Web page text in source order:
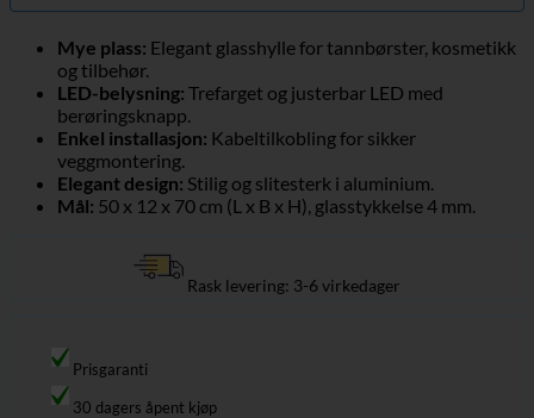
Mye plass: Elegant glasshylle for tannbørster, kosmetikk
og tilbehør.
LED-belysning: Trefarget og justerbar LED med
berøringsknapp.
Enkel installasjon: Kabeltilkobling for sikker
veggmontering.
Elegant design: Stilig og slitesterk i aluminium.
Mål: 50 x 12 x 70 cm (L x B x H), glasstykkelse 4 mm.
Rask levering: 3-6 virkedager
Prisgaranti
30 dagers åpent kjøp